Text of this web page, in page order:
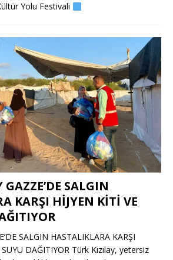
Yolu Festivali
SALGIN
KARŞI HİJYEN KİTİ VE
SALGIN HASTALIKLARA KARŞI
DAĞITIYOR Türk Kızılay, yetersiz